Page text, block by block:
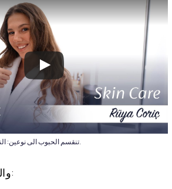
تنقسم الحبوب الى نوعين: النوع الالتهابي، والنوع اللاالتهابى.
والتى تنقسم الى أنواع: